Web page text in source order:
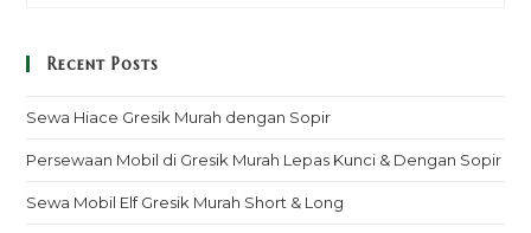
Recent Posts
Sewa Hiace Gresik Murah dengan Sopir
Persewaan Mobil di Gresik Murah Lepas Kunci & Dengan Sopir
Sewa Mobil Elf Gresik Murah Short & Long